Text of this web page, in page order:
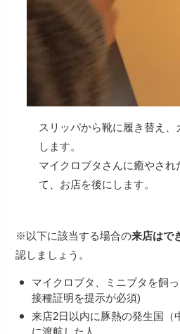
スリッパから靴に履き替え
します。
マイクロブタさんに癒やされ
て、お店を後にします。
※以下に該当する場合の来店はで
認しましょう。
マイクロブタ、ミニブタを飼
接種証明を提示が必須)
来店2日以内に豚熱の発生国（
に渡航した人